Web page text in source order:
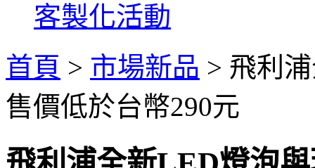
客製化活動
首頁 > 市場新品 > 飛利
售價低於台幣290元